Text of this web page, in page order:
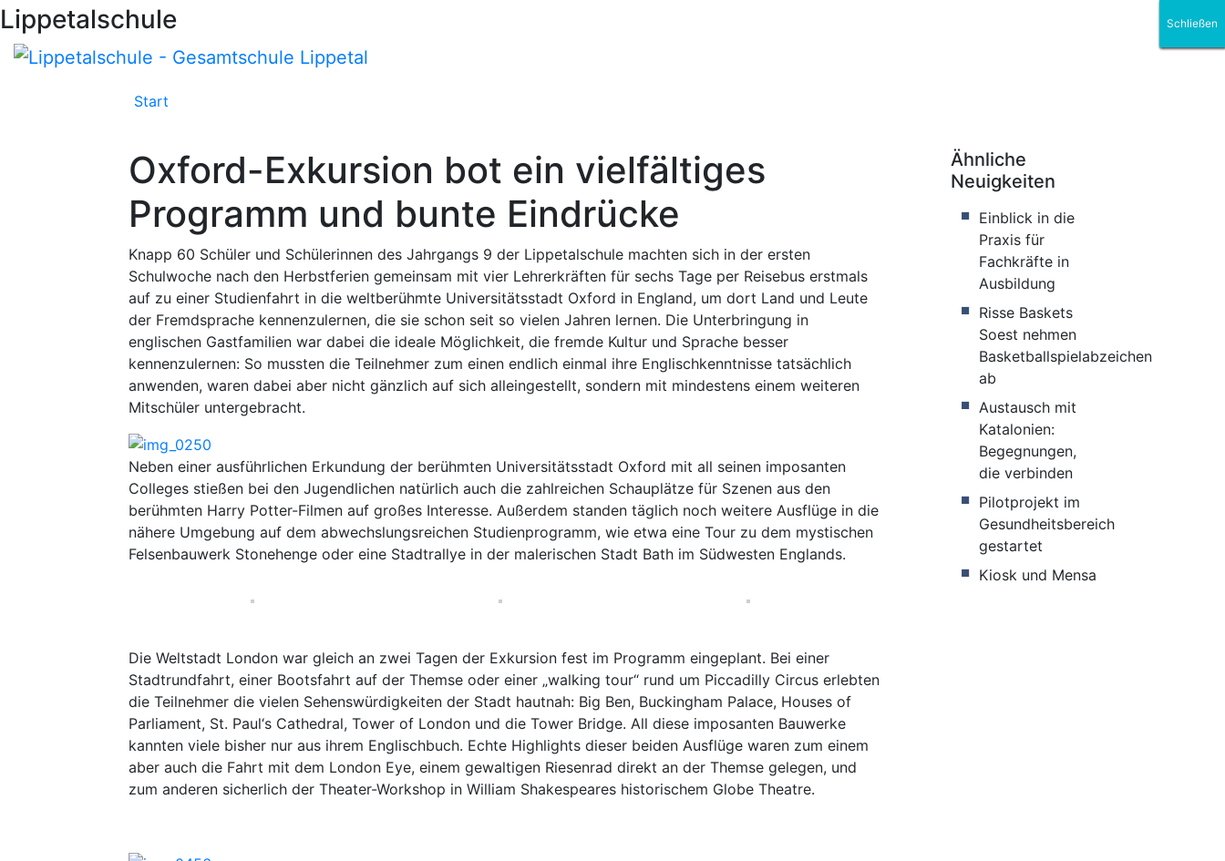
Lippetalschule
Start
Oxford-Exkursion bot ein vielfältiges
Programm und bunte Eindrücke
Knapp 60 Schüler und Schülerinnen des Jahrgangs 9 der Lippetalschule machten sich in der ersten
Schulwoche nach den Herbstferien gemeinsam mit vier Lehrerkräften für sechs Tage per Reisebus erstmals
auf zu einer Studienfahrt in die weltberühmte Universitätsstadt Oxford in England, um dort Land und Leute
der Fremdsprache kennenzulernen, die sie schon seit so vielen Jahren lernen. Die Unterbringung in
englischen Gastfamilien war dabei die ideale Möglichkeit, die fremde Kultur und Sprache besser
kennenzulernen: So mussten die Teilnehmer zum einen endlich einmal ihre Englischkenntnisse tatsächlich
anwenden, waren dabei aber nicht gänzlich auf sich alleingestellt, sondern mit mindestens einem weiteren
Mitschüler untergebracht.
Neben einer ausführlichen Erkundung der berühmten Universitätsstadt Oxford mit all seinen imposanten
Colleges stießen bei den Jugendlichen natürlich auch die zahlreichen Schauplätze für Szenen aus den
berühmten Harry Potter-Filmen auf großes Interesse. Außerdem standen täglich noch weitere Ausflüge in die
nähere Umgebung auf dem abwechslungsreichen Studienprogramm, wie etwa eine Tour zu dem mystischen
Felsenbauwerk Stonehenge oder eine Stadtrallye in der malerischen Stadt Bath im Südwesten Englands.
Die Weltstadt London war gleich an zwei Tagen der Exkursion fest im Programm eingeplant. Bei einer
Stadtrundfahrt, einer Bootsfahrt auf der Themse oder einer „walking tour“ rund um Piccadilly Circus erlebten
die Teilnehmer die vielen Sehenswürdigkeiten der Stadt hautnah: Big Ben, Buckingham Palace, Houses of
Parliament, St. Paul‘s Cathedral, Tower of London und die Tower Bridge. All diese imposanten Bauwerke
kannten viele bisher nur aus ihrem Englischbuch. Echte Highlights dieser beiden Ausflüge waren zum einem
aber auch die Fahrt mit dem London Eye, einem gewaltigen Riesenrad direkt an der Themse gelegen, und
zum anderen sicherlich der Theater-Workshop in William Shakespeares historischem Globe Theatre.
Ähnliche
Neuigkeiten
Einblick in die
Praxis für
Fachkräfte in
Ausbildung
Risse Baskets
Soest nehmen
Basketballspielabzeichen
ab
Austausch mit
Katalonien:
Begegnungen,
die verbinden
Pilotprojekt im
Gesundheitsbereich
gestartet
Kiosk und Mensa
Schließen
Schließen
Schließen
Schließen
Schließen
Schließen